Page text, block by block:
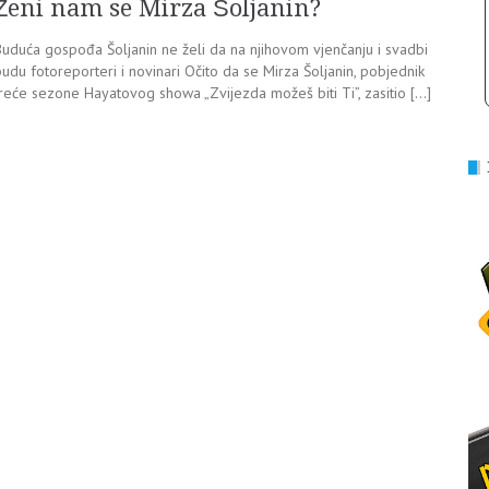
nam se Mirza Šoljanin?
gospođa Šoljanin ne želi da na njihovom vjenčanju i svadbi
fotoreporteri i novinari Očito da se Mirza Šoljanin, pobjednik
sezone Hayatovog showa „Zvijezda možeš biti Ti”, zasitio […]